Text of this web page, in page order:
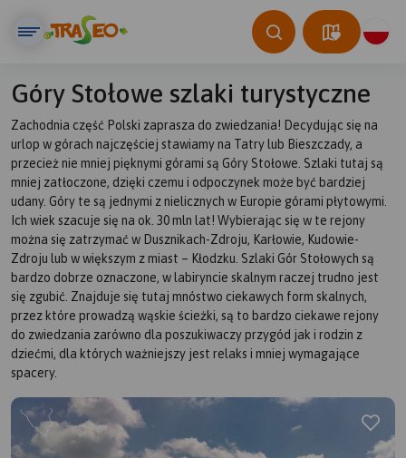
Góry Stołowe szlaki turystyczne
Zachodnia część Polski zaprasza do zwiedzania! Decydując się na
urlop w górach najczęściej stawiamy na Tatry lub Bieszczady, a
przecież nie mniej pięknymi górami są Góry Stołowe. Szlaki tutaj są
mniej zatłoczone, dzięki czemu i odpoczynek może być bardziej
udany. Góry te są jednymi z nielicznych w Europie górami płytowymi.
Ich wiek szacuje się na ok. 30 mln lat! Wybierając się w te rejony
można się zatrzymać w Dusznikach-Zdroju, Karłowie, Kudowie-
Zdroju lub w większym z miast – Kłodzku. Szlaki Gór Stołowych są
bardzo dobrze oznaczone, w labiryncie skalnym raczej trudno jest
się zgubić. Znajduje się tutaj mnóstwo ciekawych form skalnych,
przez które prowadzą wąskie ścieżki, są to bardzo ciekawe rejony
do zwiedzania zarówno dla poszukiwaczy przygód jak i rodzin z
dziećmi, dla których ważniejszy jest relaks i mniej wymagające
spacery.